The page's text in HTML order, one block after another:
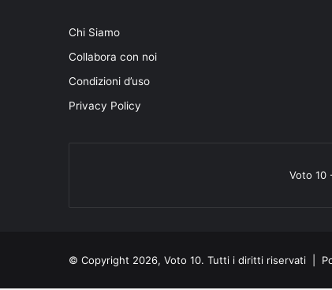
Chi Siamo
Collabora con noi
Condizioni d’uso
Privacy Policy
Voto 10
© Copyright 2026, Voto 10. Tutti i diritti riservati |